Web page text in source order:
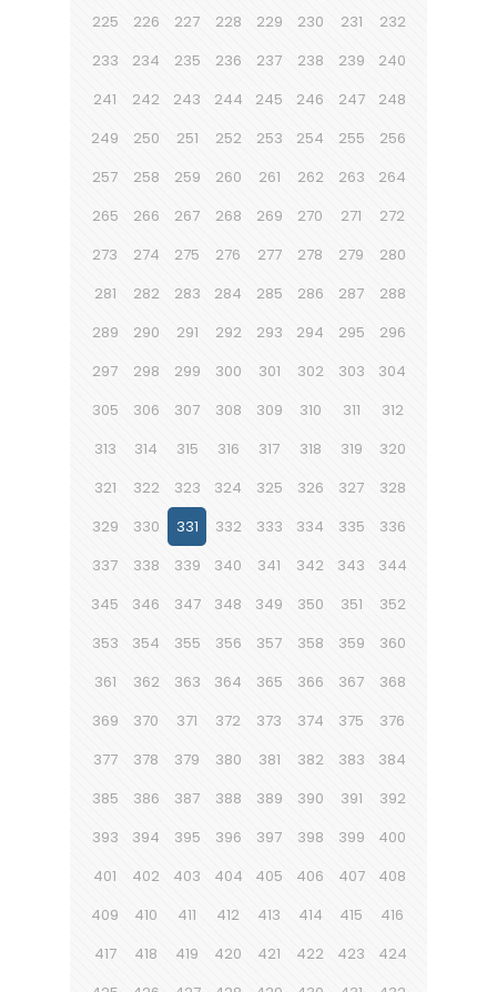
225
226 227 228 229 230 231
232
233
234 235 236 237 238 239
240
241
242 243 244 245 246 247
248
249
250 251 252 253 254 255
256
257
258 259 260 261 262 263
264
265
266 267 268 269 270 271
272
273
274 275 276 277 278 279
280
281
282 283 284 285 286 287
288
289
290 291 292 293 294 295
296
297
298 299 300 301 302 303
304
305
306 307 308 309 310 311
312
313
314 315 316 317 318 319
320
321
322 323 324 325 326 327
328
329
330 331 332 333 334 335
336
337
338 339 340 341 342 343
344
345
346 347 348 349 350 351
352
353
354 355 356 357 358 359
360
361
362 363 364 365 366 367
368
369
370 371 372 373 374 375
376
377
378 379 380 381 382 383
384
385
386 387 388 389 390 391
392
393
394 395 396 397 398 399
400
401
402 403 404 405 406 407
408
409
410 411 412 413 414 415
416
417
418 419 420 421 422 423
424